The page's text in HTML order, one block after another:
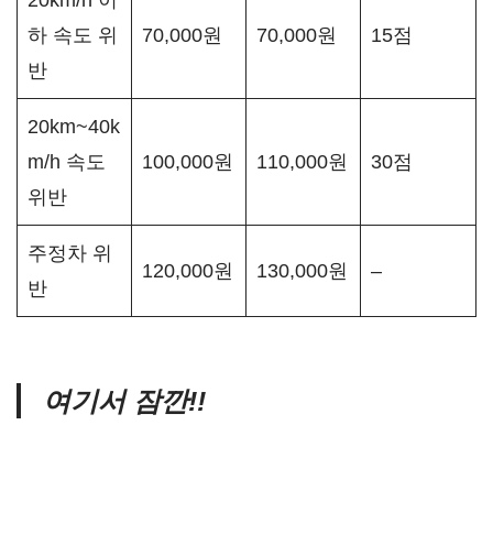
하 속도 위
반
70,000원 70,000원 15점
20km~40k
m/h 속도
위반
100,000원 110,000원 30점
주정차 위
반
120,000원 130,000원 –
여기서 잠깐!!